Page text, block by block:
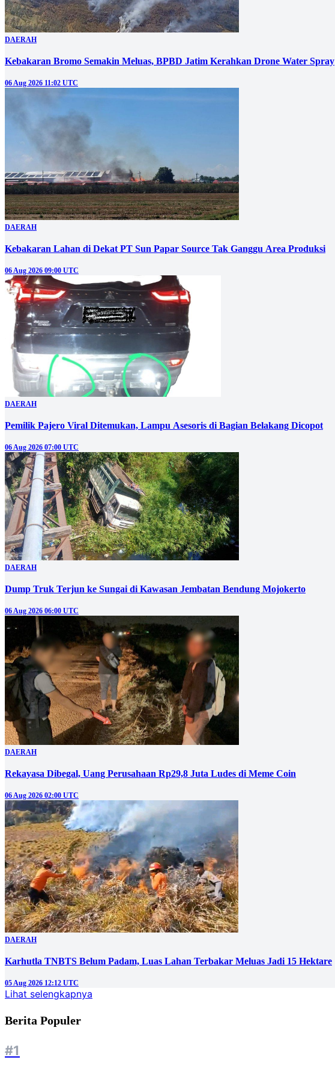
DAERAH
Kebakaran Bromo Semakin Meluas, BPBD Jatim Kerahkan Drone Water Spray
06 Aug 2026 11:02 UTC
DAERAH
Kebakaran Lahan di Dekat PT Sun Papar Source Tak Ganggu Area Produksi
06 Aug 2026 09:00 UTC
DAERAH
Pemilik Pajero Viral Ditemukan, Lampu Asesoris di Bagian Belakang Dicopot
06 Aug 2026 07:00 UTC
DAERAH
Dump Truk Terjun ke Sungai di Kawasan Jembatan Bendung Mojokerto
06 Aug 2026 06:00 UTC
DAERAH
Rekayasa Dibegal, Uang Perusahaan Rp29,8 Juta Ludes di Meme Coin
06 Aug 2026 02:00 UTC
DAERAH
Karhutla TNBTS Belum Padam, Luas Lahan Terbakar Meluas Jadi 15 Hektare
05 Aug 2026 12:12 UTC
Lihat selengkapnya
Berita Populer
#1